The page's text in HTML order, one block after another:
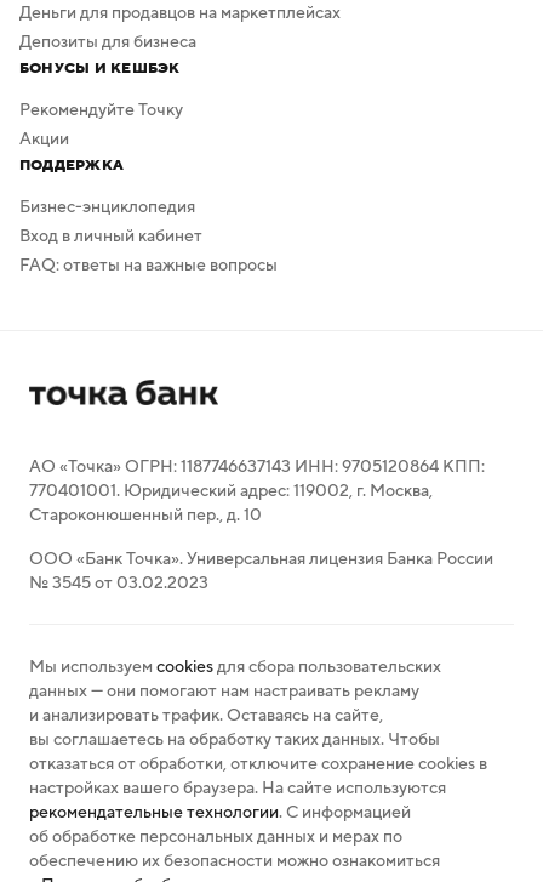
Деньги для продавцов на маркетплейсах
Депозиты для бизнеса
БОНУСЫ И КЕШБЭК
Рекомендуйте Точку
Акции
ПОДДЕРЖКА
Бизнес-энциклопедия
Вход в личный кабинет
FAQ: ответы на важные вопросы
АО «Точка» ОГРН: 1187746637143 ИНН: 9705120864 КПП:
770401001. Юридический адрес: 119002, г. Москва,
Староконюшенный пер., д. 10
ООО «Банк Точка». Универсальная лицензия Банка России
№ 3545 от 03.02.2023
Мы используем cookiesдля сбора пользовательских
данных — они помогают нам настраивать рекламу
и анализировать трафик. Оставаясь на сайте,
вы соглашаетесь на обработку таких данных. Чтобы
отказаться от обработки, отключите сохранение cookies в
настройках вашего браузера. На сайте используются
рекомендательные технологии. С информацией
об обработке персональных данных и мерах по
обеспечению их безопасности можно ознакомиться